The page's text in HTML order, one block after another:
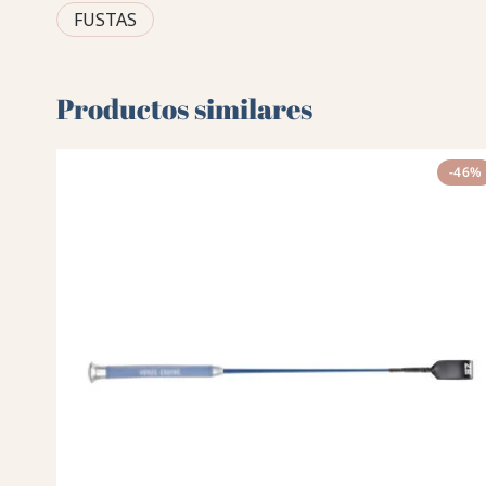
FUSTAS
Productos similares
-46%